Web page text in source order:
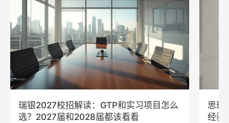
人力资源
会展策划
算法工程师
快消 JavaScript
.NET工程师
C#工程师
网络安全 数据分析
嵌入式
市场/营销
采购贸易 商务拓展 外贸
文案/策划
SEO/SEM 新媒体
清华大学
北京大学
复旦大学 上海交通大学
武汉大学
中山大学 中国人民大学
对外经贸大学
瑞银2027校招解读：GTP和实习项目怎么
选？2027届和2028届都该看看
思瑞
经验